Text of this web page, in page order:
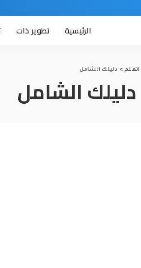
الرئيسية تطوير ذات
اتعلم> دليلك الشامل
دليلك الشامل